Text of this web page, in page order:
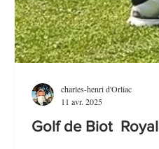
Golf de Biot
charles-henri d'Orliac
11 avr. 2025